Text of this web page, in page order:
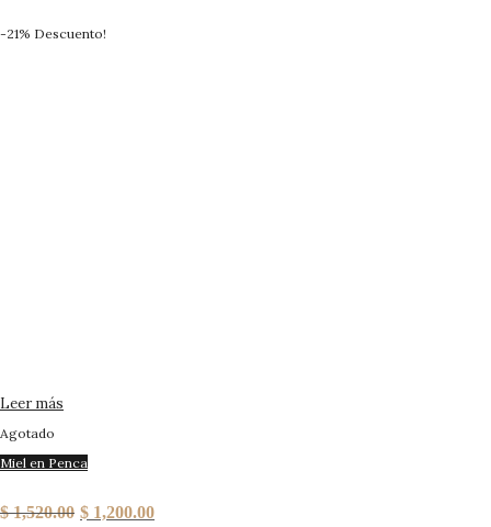
-21% Descuento!
Leer más
Agotado
Miel en Penca
$1,520.00 $ 1,200.00